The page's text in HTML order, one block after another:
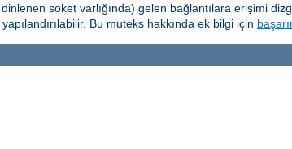
soket varlığında) gelen bağlantılara erişimi
Bu muteks hakkında ek bilgi için